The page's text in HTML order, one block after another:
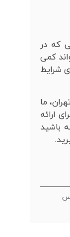
که در
کمی
شرایط
ما
ارائه
باشید